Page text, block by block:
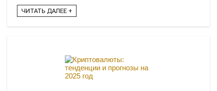
ЧИТАТЬ ДАЛЕЕ +